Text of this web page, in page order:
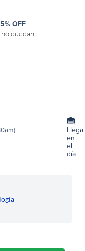
5% OFF
quedan
Llega
en
el
día